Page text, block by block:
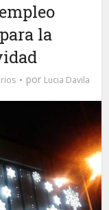
la
por Lucia Davila